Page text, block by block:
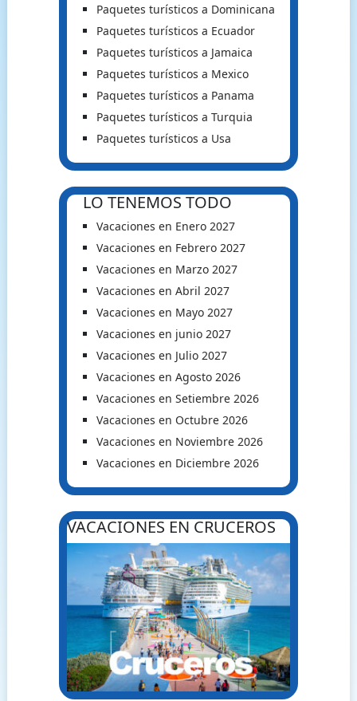
Paquetes turísticos a Dominicana
Paquetes turísticos a Ecuador
Paquetes turísticos a Jamaica
Paquetes turísticos a Mexico
Paquetes turísticos a Panama
Paquetes turísticos a Turquia
Paquetes turísticos a Usa
LO TENEMOS TODO
Vacaciones en Enero 2027
Vacaciones en Febrero 2027
Vacaciones en Marzo 2027
Vacaciones en Abril 2027
Vacaciones en Mayo 2027
Vacaciones en junio 2027
Vacaciones en Julio 2027
Vacaciones en Agosto 2026
Vacaciones en Setiembre 2026
Vacaciones en Octubre 2026
Vacaciones en Noviembre 2026
Vacaciones en Diciembre 2026
VACACIONES EN CRUCEROS